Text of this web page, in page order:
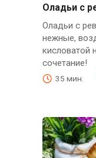
Оладьи с
Оладьи с
нежные,
кисловатой
сочетание!
35 мин.